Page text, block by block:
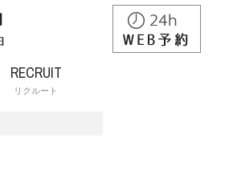
RECRUIT
リクルート